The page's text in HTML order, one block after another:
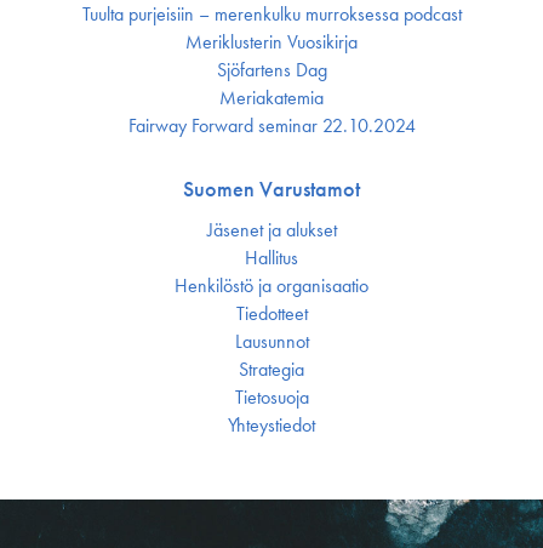
Tuulta purjeisiin – merenkulku murroksessa podcast
Meriklusterin Vuosikirja
Sjöfartens Dag
Meriakatemia
Fairway Forward seminar 22.10.2024
Suomen Varustamot
Jäsenet ja alukset
Hallitus
Henkilöstö ja organisaatio
Tiedotteet
Lausunnot
Strategia
Tietosuoja
Yhteystiedot